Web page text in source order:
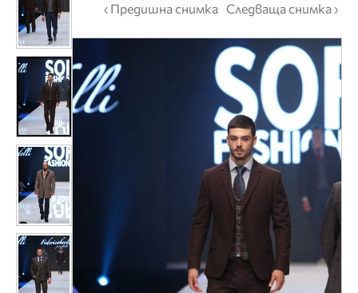
‹ Предишна снимка Следваща снимка ›